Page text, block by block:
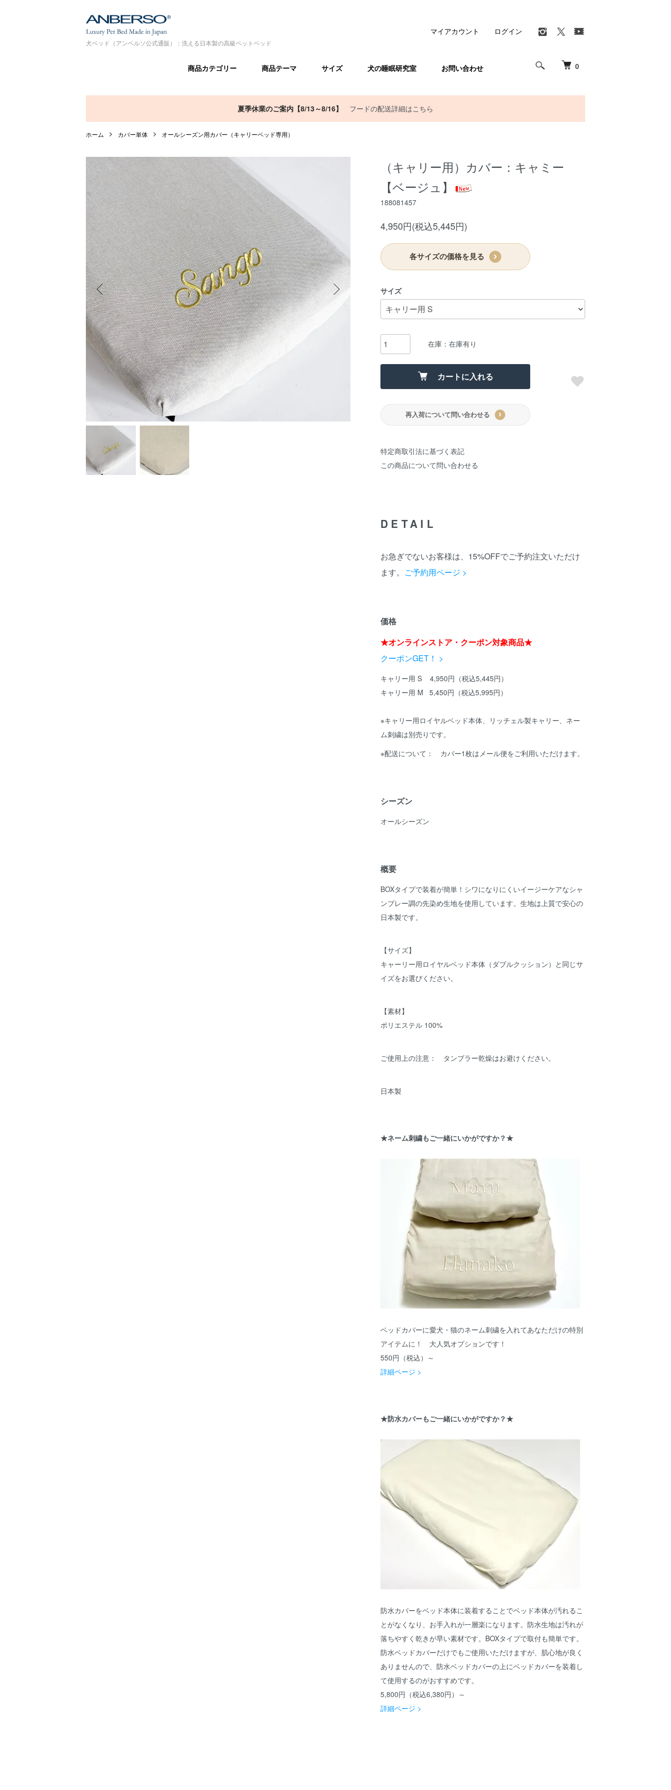
犬ベッド（アンベルソ公式通販）：洗える日本製の高級ペットベッド
0
商品カテゴリー 商品テーマ サイズ 犬の睡眠研究室 お問い合わせ
マイアカウント ログイン
夏季休業のご案内【8/13～8/16】 フードの配送詳細はこちら
ホーム カバー単体 オールシーズン用カバー（キャリーベッド専用）
（キャリー用）カバー：キャミー
【ベージュ】
188081457
4,950円(税込5,445円)
各サイズの価格を見る
サイズ
在庫：在庫有り
カートに入れる
再入荷について問い合わせる
特定商取引法に基づく表記
この商品について問い合わせる
DETAIL
お急ぎでないお客様は、15%OFFでご予約注文いただけ
ます。 ご予約用ページ >
価格
★オンラインストア・クーポン対象商品★
クーポンGET！ >
キャリー用 S 4,950円（税込5,445円）
キャリー用 M 5,450円（税込5,995円）
※キャリー用ロイヤルベッド本体、リッチェル製キャリー、ネー
ム刺繍は別売りです。
※配送について： カバー1枚はメール便をご利用いただけます。
シーズン
オールシーズン
概要
BOXタイプで装着が簡単！シワになりにくいイージーケアなシャ
ンブレー調の先染め生地を使用しています。生地は上質で安心の
日本製です。
【サイズ】
キャーリー用ロイヤルベッド本体（ダブルクッション）と同じサ
イズをお選びください。
【素材】
ポリエステル 100%
ご使用上の注意： タンブラー乾燥はお避けください。
日本製
★ネーム刺繍もご一緒にいかがですか？★
ベッドカバーに愛犬・猫のネーム刺繍を入れてあなただけの特別
アイテムに！ 大人気オプションです！
550円（税込）～
詳細ページ >
★防水カバーもご一緒にいかがですか？★
防水カバーをベッド本体に装着することでベッド本体が汚れるこ
とがなくなり、お手入れが一層楽になります。防水生地は汚れが
落ちやすく乾きが早い素材です。BOXタイプで取付も簡単です。
防水ベッドカバーだけでもご使用いただけますが、肌心地が良く
ありませんので、防水ベッドカバーの上にベッドカバーを装着し
て使用するのがおすすめです。
5,800円（税込6,380円）～
詳細ページ >